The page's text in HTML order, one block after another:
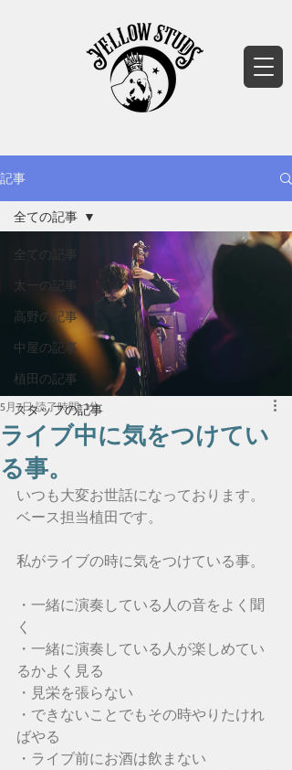
記事
全ての記事
太一の記事
高野の記事
中屋の記事
植田の記事
スタッフの記事
全ての記事
ライブ中に気をつけてい
る事。
5月7日 読了時間: 1分
いつも大変お世話になっております。
ベース担当植田です。
私がライブの時に気をつけている事。
・一緒に演奏している人の音をよく聞
く
・一緒に演奏している人が楽しめてい
るかよく見る
・見栄を張らない
・できないことでもその時やりたけれ
ばやる
・ライブ前にお酒は飲まない